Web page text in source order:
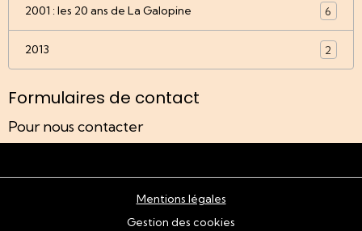
2001 : les 20 ans de La Galopine 6
2013 2
Formulaires de contact
Pour nous contacter
Mentions légales
Gestion des cookies